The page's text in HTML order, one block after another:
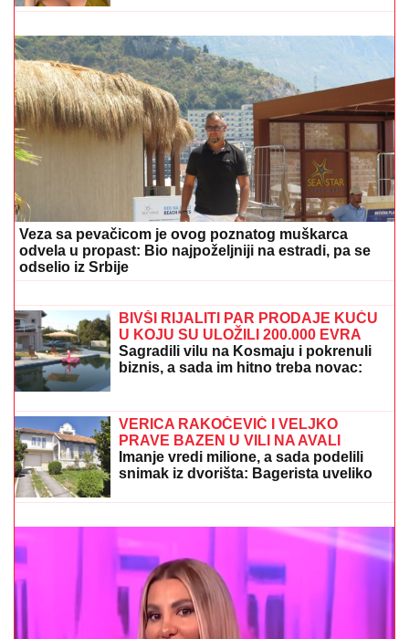
BOJANA LAZIĆ POKAZALA MAJKU Sa njom uživa
na letovanju: Doručak U BAZENU, a tek da vidite
voditeljku u bikiniju (FOTO)
(FOTO) GORI KOMO!Devojka Bake
Praseta zapalila društvene mreže:
Milena objavila vrele fotke iz Italije,
bujni dekolte u prvom planu
Čudo Presvete Bogorodice: Vernici
svedoče neverovatnom prizoru - Kako
je ovo moguće? (FOTO)
Veza sa pevačicom je ovog poznatog muškarca
odvela u propast: Bio najpoželjniji na estradi, pa se
odselio iz Srbije